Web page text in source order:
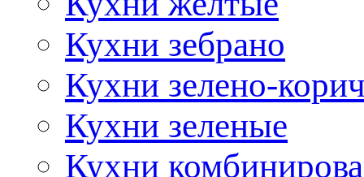
Кухни зебрано
Кухни зелено-
Кухни зеленые
Кухни